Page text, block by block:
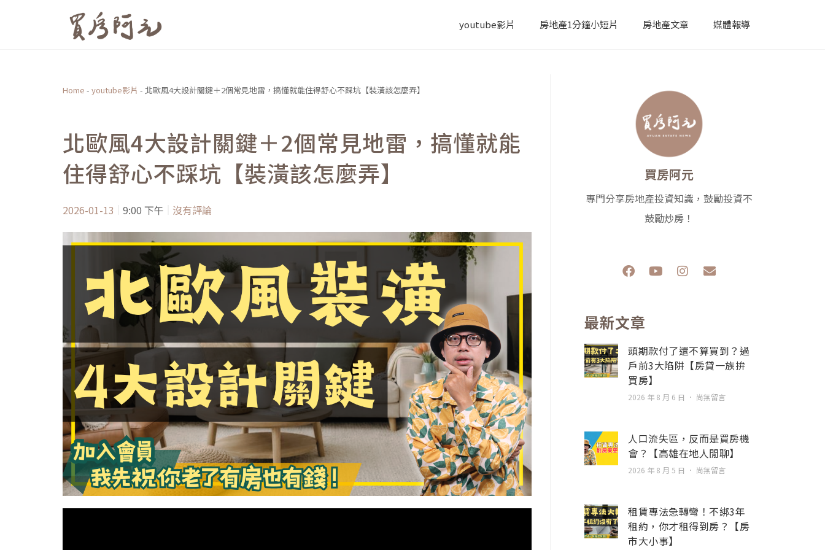
youtube影片 房地產1分鐘小短片 房地產文章 媒體報導
Home - youtube影片 - 北歐風4大設計關鍵＋2個常見地雷，搞懂就能住得舒心不踩坑【裝潢該怎麼弄】
北歐風4大設計關鍵＋2個常見地雷，搞懂就能
住得舒心不踩坑【裝潢該怎麼弄】
2026-01-13 9:00 下午 沒有評論
買房阿元
專門分享房地產投資知識，鼓勵投資不
鼓勵炒房！
F
a
b
o
o
k
Y
o
e
I
n
r
a
m
E
n
p
e
最新文章
頭期款付了還不算買到？過
戶前3大陷阱【房貸一族拚
買房】
2026 年 8 月 6 日 尚無留言
人口流失區，反而是買房機
會？【高雄在地人閒聊】
2026 年 8 月 5 日 尚無留言
租賃專法急轉彎！不綁3年
租約，你才租得到房？【房
市大小事】